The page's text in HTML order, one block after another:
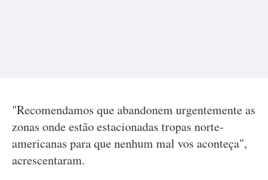
"Recomendamos que abandonem urgentemente as
zonas onde estão estacionadas tropas norte-
americanas para que nenhum mal vos aconteça",
acrescentaram.